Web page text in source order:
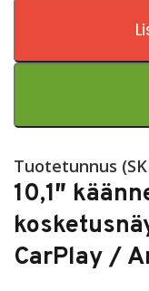
Tuotetunnus
10,1″
CarPlay /